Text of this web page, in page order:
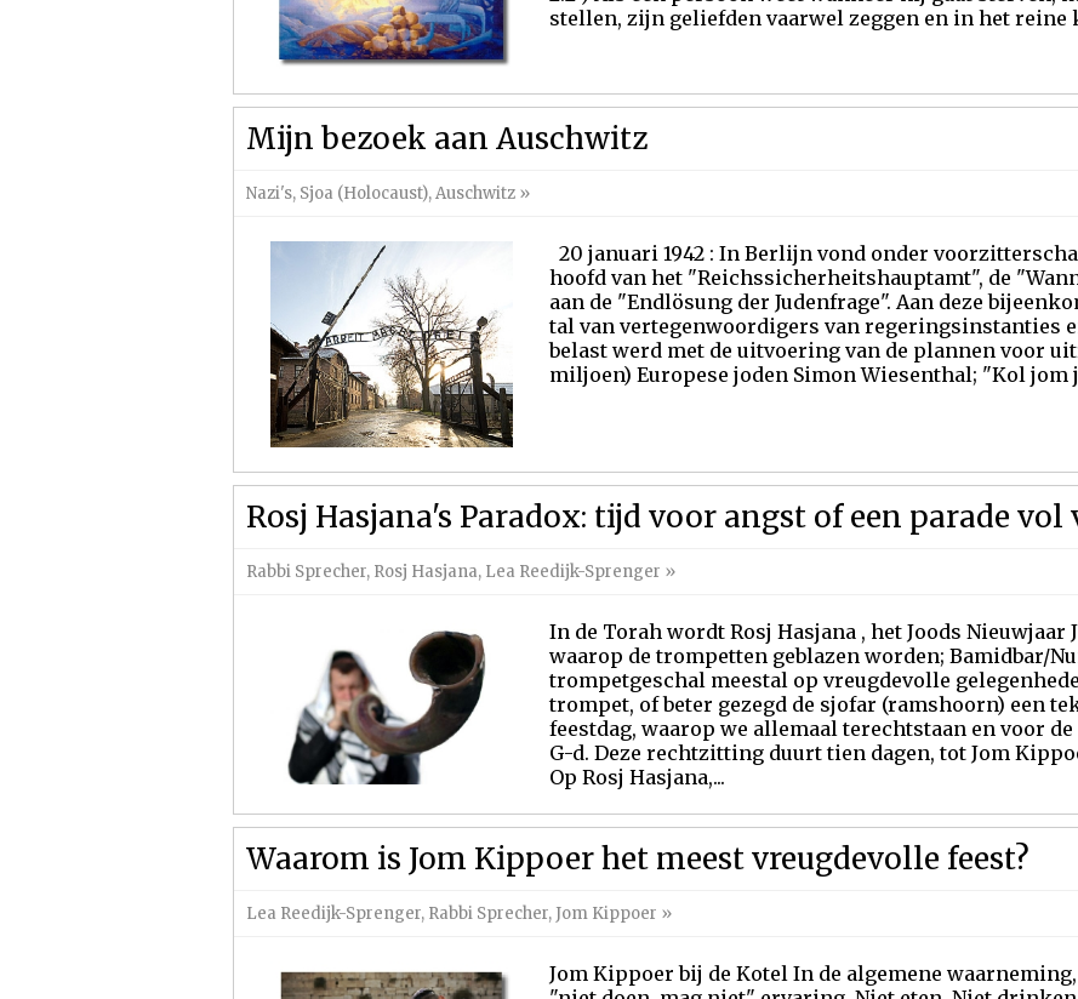
stellen, zijn geliefden vaarwel zeggen en in het reine
Mijn bezoek aan Auschwitz
Nazi's, Sjoa (Holocaust),Auschwitz »
20 januari 1942 : In Berlijn vond onder
hoofd van het "Reichssicherheitshauptamt", de
aan de "Endlösung der Judenfrage". Aan deze
tal van vertegenwoordigers van regeringsinstanties
belast werd met de uitvoering van de plannen voor
miljoen) Europese joden Simon Wiesenthal; "Kol jom
Rosj Hasjana's Paradox: tijd voor angst of een parade vol
Rabbi Sprecher, Rosj Hasjana, Lea Reedijk-Sprenger »
In de Torah wordt Rosj Hasjana , het Joods Nieuwjaar
waarop de trompetten geblazen worden; Bamidbar/
trompetgeschal meestal op vreugdevolle
trompet, of beter gezegd de sjofar (ramshoorn) een
feestdag, waarop we allemaal terechtstaan en voor
G-d. Deze rechtzitting duurt tien dagen, tot Jom
Op Rosj Hasjana,...
Waarom is Jom Kippoer het meest vreugdevolle feest?
Lea Reedijk-Sprenger, Rabbi Sprecher, Jom Kippoer »
Jom Kippoer bij de Kotel In de algemene